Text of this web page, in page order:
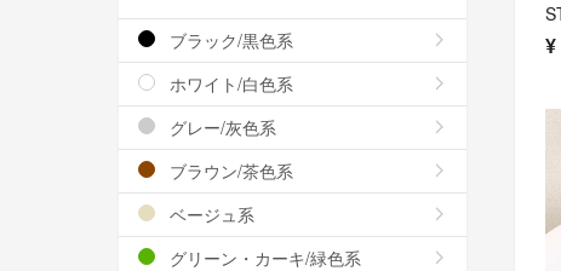
¥
ブラック/黒色系
ホワイト/白色系
グレー/灰色系
ブラウン/茶色系
ベージュ系
グリーン・カーキ/緑色系